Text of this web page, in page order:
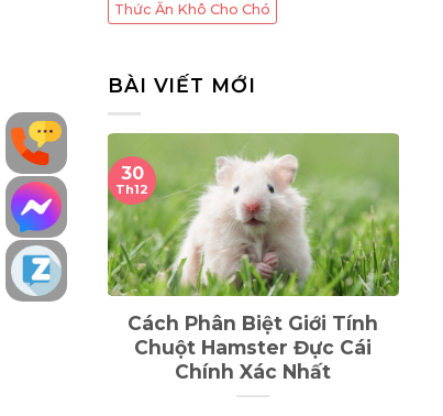
Thức Ăn Khô Cho Chó
BÀI VIẾT MỚI
TOP 10 Dòng Sóc Bay Úc
Đẹp Nhất Trên Thế Giới
Th11